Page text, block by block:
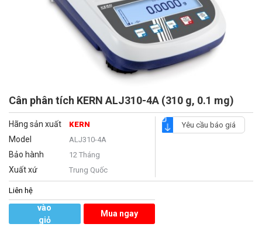
Cân phân tích KERN ALJ310-4A (310 g, 0.1 mg)
Hãng sản xuất KERN
Model ALJ310-4A
Bảo hành 12 Tháng
Xuất xứ Trung Quốc
Yêu cầu báo giá
Liên hệ
vào
giỏ
Mua ngay